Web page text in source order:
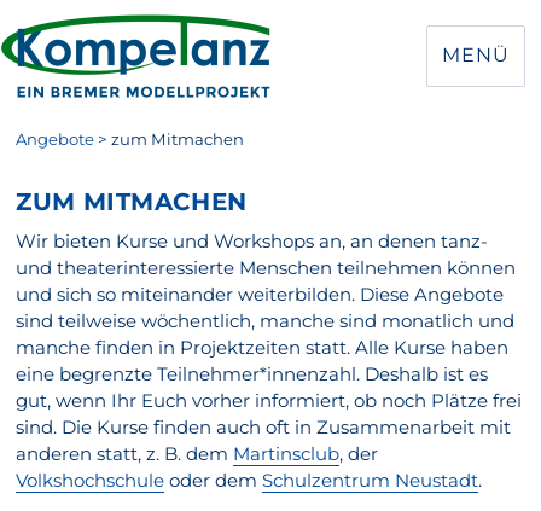
MENÜ
Angebote >zum Mitmachen
ZUM MITMACHEN
Wir bieten Kurse und Workshops an, an denen tanz-
und theaterinteressierte Menschen teilnehmen können
und sich so miteinander weiterbilden. Diese Angebote
sind teilweise wöchentlich, manche sind monatlich und
manche finden in Projektzeiten statt. Alle Kurse haben
eine begrenzte Teilnehmer*innenzahl. Deshalb ist es
gut, wenn Ihr Euch vorher informiert, ob noch Plätze frei
sind. Die Kurse finden auch oft in Zusammenarbeit mit
anderen statt, z. B. dem Martinsclub, der
Volkshochschule oder demSchulzentrum Neustadt.